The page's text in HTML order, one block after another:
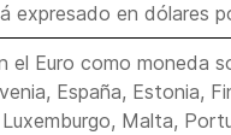
expresado en dólares
el Euro como moneda
España, Estonia,
Malta,